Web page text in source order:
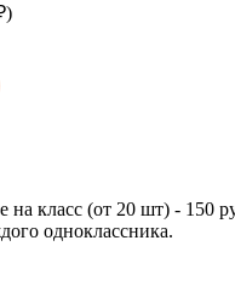
)
на класс (от 20 шт) - 150
одноклассника.